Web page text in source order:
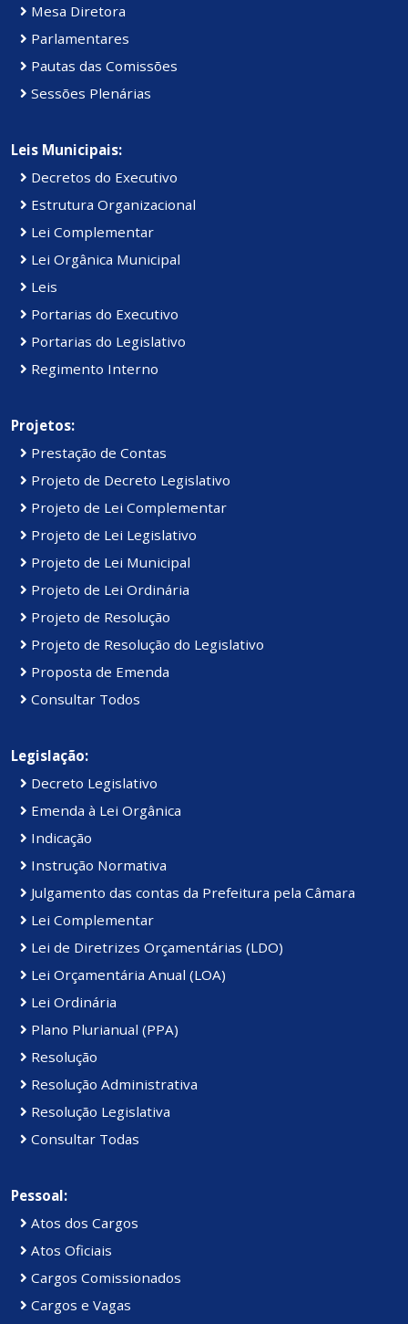
Mesa Diretora
Parlamentares
Pautas das Comissões
Sessões Plenárias
Leis Municipais:
Decretos do Executivo
Estrutura Organizacional
Lei Complementar
Lei Orgânica Municipal
Leis
Portarias do Executivo
Portarias do Legislativo
Regimento Interno
Projetos:
Prestação de Contas
Projeto de Decreto Legislativo
Projeto de Lei Complementar
Projeto de Lei Legislativo
Projeto de Lei Municipal
Projeto de Lei Ordinária
Projeto de Resolução
Projeto de Resolução do Legislativo
Proposta de Emenda
Consultar Todos
Legislação:
Decreto Legislativo
Emenda à Lei Orgânica
Indicação
Instrução Normativa
Julgamento das contas da Prefeitura pela Câmara
Lei Complementar
Lei de Diretrizes Orçamentárias (LDO)
Lei Orçamentária Anual (LOA)
Lei Ordinária
Plano Plurianual (PPA)
Resolução
Resolução Administrativa
Resolução Legislativa
Consultar Todas
Pessoal:
Atos dos Cargos
Atos Oficiais
Cargos Comissionados
Cargos e Vagas